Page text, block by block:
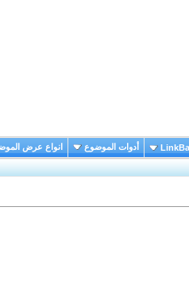
أدوات الموضوع انواع عرض